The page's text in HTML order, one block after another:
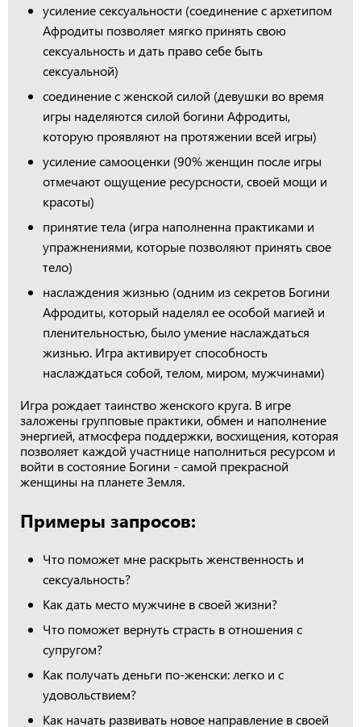
усиление сексуальности (соединение с архетипом
Афродиты позволяет мягко принять свою
сексуальность и дать право себе быть
сексуальной)
соединение с женской силой (девушки во время
игры наделяются силой богини Афродиты,
которую проявляют на протяжении всей игры)
усиление самооценки (90% женщин после игры
отмечают ощущение ресурсности, своей мощи и
красоты)
принятие тела (игра наполненна практиками и
упражнениями, которые позволяют принять свое
тело)
наслаждения жизнью (одним из секретов Богини
Афродиты, который наделял ее особой магией и
пленительностью, было умение наслаждаться
жизнью. Игра активирует способность
наслаждаться собой, телом, миром, мужчинами)
Игра рождает таинство женского круга. В игре
заложены групповые практики, обмен и наполнение
энергией, атмосфера поддержки, восхищения, которая
позволяет каждой участнице наполниться ресурсом и
войти в состояние Богини - самой прекрасной
женщины на планете Земля.
Примеры запросов:
Что поможет мне раскрыть женственность и
сексуальность?
Как дать место мужчине в своей жизни?
Что поможет вернуть страсть в отношения с
супругом?
Как получать деньги по-женски: легко и с
удовольствием?
Как начать развивать новое направление в своей